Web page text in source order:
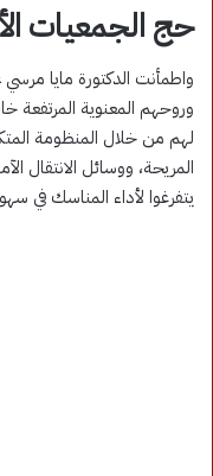
حج الجمعيات
واطمأنت الدكتورة مايا
وروحهم المعنوية
لهم من خلال المنظومة
المريحة، ووسائل الانتقال
يتفرغوا لأداء المناسك في